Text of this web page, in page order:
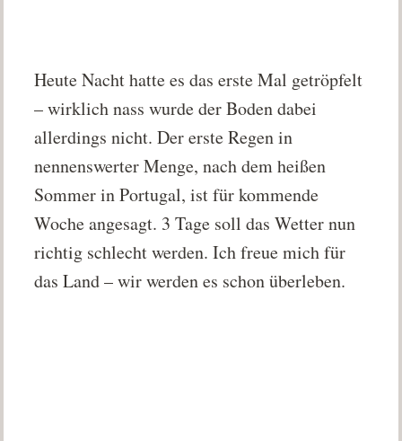
Heute Nacht hatte es das erste Mal getröpfelt
– wirklich nass wurde der Boden dabei
allerdings nicht. Der erste Regen in
nennenswerter Menge, nach dem heißen
Sommer in Portugal, ist für kommende
Woche angesagt. 3 Tage soll das Wetter nun
richtig schlecht werden. Ich freue mich für
das Land – wir werden es schon überleben.